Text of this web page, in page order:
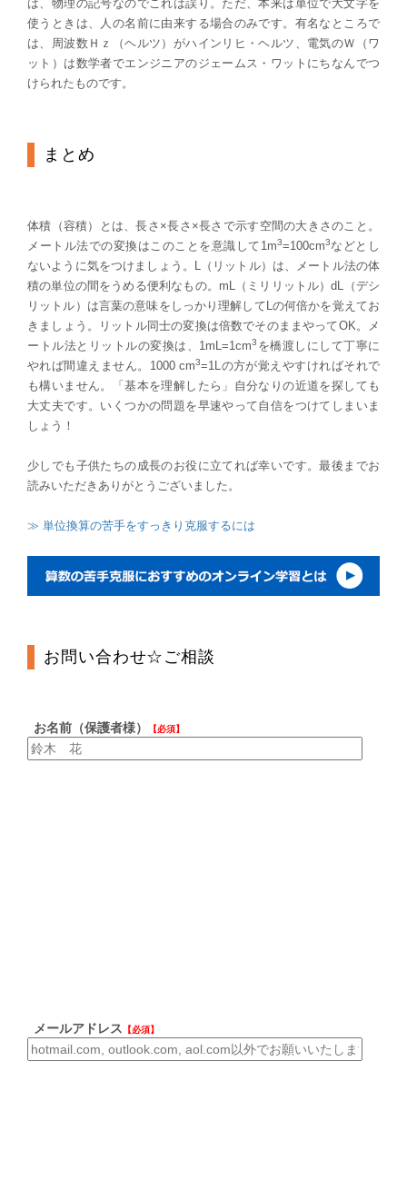
は、物理の記号なのでこれは誤り。ただ、本来は単位で大文字を
使うときは、人の名前に由来する場合のみです。有名なところで
は、周波数Ｈｚ（ヘルツ）がハインリヒ・ヘルツ、電気のＷ（ワ
ット）は数学者でエンジニアのジェームス・ワットにちなんでつ
けられたものです。
まとめ
体積（容積）とは、長さ×長さ×長さで示す空間の大きさのこと。
メートル法での変換はこのことを意識して1m3=100cm3などとし
ないように気をつけましょう。L（リットル）は、メートル法の体
積の単位の間をうめる便利なもの。mL（ミリリットル）dL（デシ
リットル）は言葉の意味をしっかり理解してLの何倍かを覚えてお
きましょう。リットル同士の変換は倍数でそのままやってOK。メ
ートル法とリットルの変換は、1mL=1cm3 を橋渡しにして丁寧に
やれば間違えません。1000 cm3=1Lの方が覚えやすければそれで
も構いません。「基本を理解したら」自分なりの近道を探しても
大丈夫です。いくつかの問題を早速やって自信をつけてしまいま
しょう！
少しでも子供たちの成長のお役に立てれば幸いです。最後までお
読みいただきありがとうございました。
≫ 単位換算の苦手をすっきり克服するには
お問い合わせ☆ご相談
お名前（保護者様） 【必須】
メールアドレス 【必須】